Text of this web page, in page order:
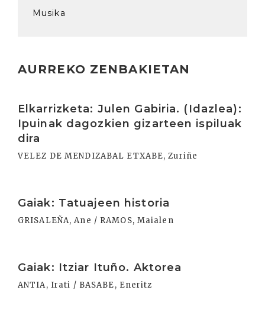
Musika
AURREKO ZENBAKIETAN
Elkarrizketa: Julen Gabiria. (Idazlea):
Ipuinak dagozkien gizarteen ispiluak
dira
VELEZ DE MENDIZABAL ETXABE, Zuriñe
Gaiak: Tatuajeen historia
GRISALEÑA, Ane / RAMOS, Maialen
Gaiak: Itziar Ituño. Aktorea
ANTIA, Irati / BASABE, Eneritz